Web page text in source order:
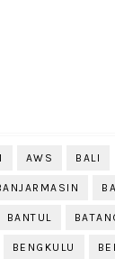
AWS BALI
BANTUL
BENGKULU